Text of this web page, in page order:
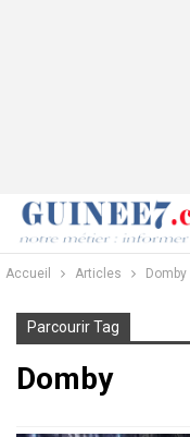
Accueil Articles Domby
Parcourir Tag
Domby